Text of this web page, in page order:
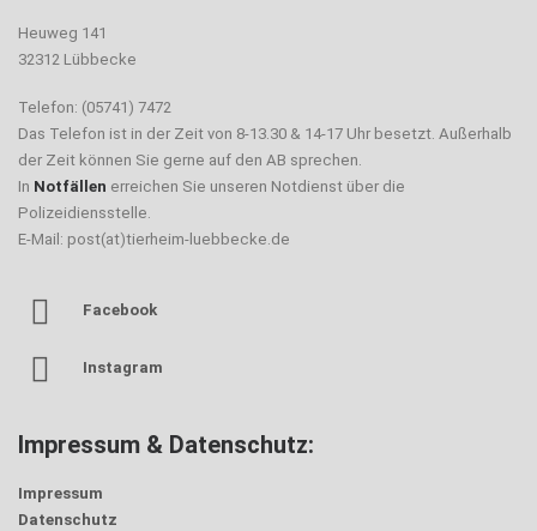
Heuweg 141
32312 Lübbecke
Telefon: (05741) 7472
Das Telefon ist in der Zeit von 8-13.30 & 14-17 Uhr besetzt. Außerhalb
der Zeit können Sie gerne auf den AB sprechen.
In Notfällen erreichen Sie unseren Notdienst über die
Polizeidiensstelle.
E-Mail: post(at)tierheim-luebbecke.de
Facebook
Instagram
Impressum & Datenschutz:
Impressum
Datenschutz